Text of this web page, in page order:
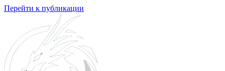
Перейти к публикации